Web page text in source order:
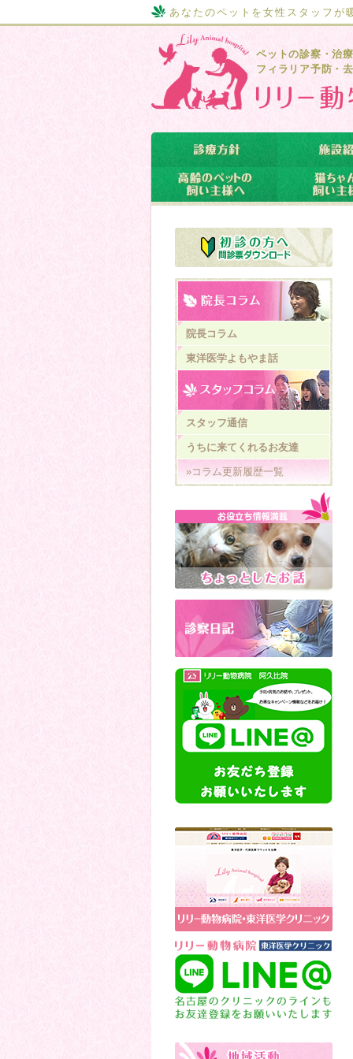
あなたのペットを女性スタッフが
ペットの診察・治
フィラリア予防・
院長コラム
東洋医学よもやま話
スタッフ通信
うちに来てくれるお友達
»コラム更新履歴一覧